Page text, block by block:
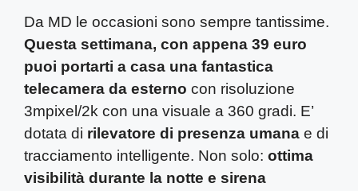
Da MD le occasioni sono sempre tantissime.
Questa settimana, con appena 39 euro
puoi portarti a casa una fantastica
telecamera da esterno con risoluzione
3mpixel/2k con una visuale a 360 gradi. E’
dotata di rilevatore di presenza umana e di
tracciamento intelligente. Non solo: ottima
visibilità durante la notte e sirena